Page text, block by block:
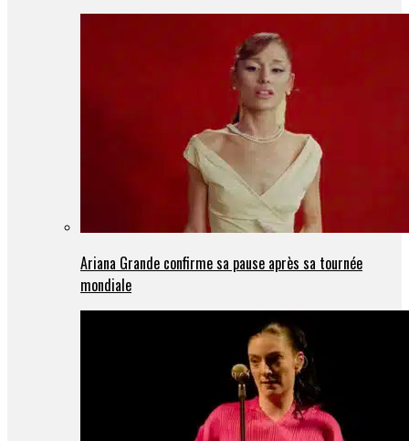
Ariana Grande confirme sa pause après sa tournée
mondiale